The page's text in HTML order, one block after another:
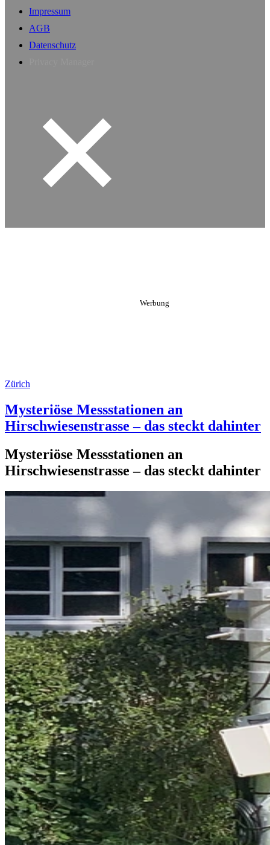
Impressum
AGB
Datenschutz
Zürich
Mysteriöse Messstationen an
Hirschwiesenstrasse – das steckt dahinter
Mysteriöse Messstationen an
Hirschwiesenstrasse – das steckt dahinter